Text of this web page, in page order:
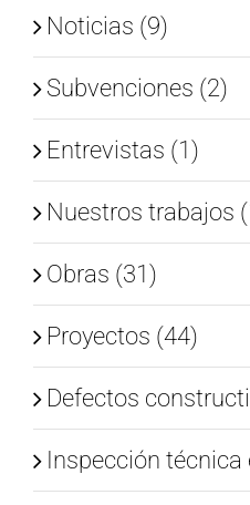
Noticias (9)
Subvenciones (2)
Entrevistas (1)
Nuestros trabajos
Obras (31)
Proyectos (44)
Defectos
Inspección técnica